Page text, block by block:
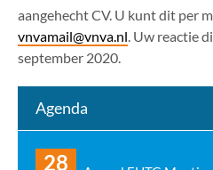
aangehecht CV. U kunt dit per
vnvamail@vnva.nl. Uw reactie
september 2020.
Agenda
28